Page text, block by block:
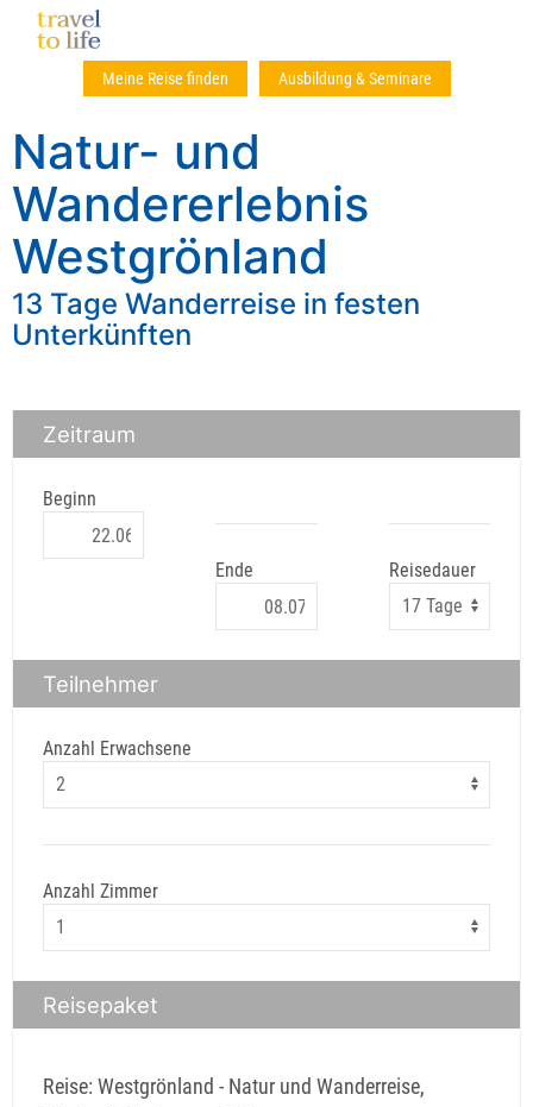
Meine Reise finden Ausbildung & Seminare
Natur- und
Wandererlebnis
Westgrönland
13 Tage Wanderreise in festen
Unterkünften
Zeitraum
Beginn
Ende Reisedauer
Teilnehmer
Anzahl Erwachsene
Anzahl Zimmer
Reisepaket
Reise: Westgrönland - Natur und Wanderreise,